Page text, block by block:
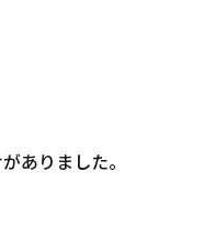
ありました。